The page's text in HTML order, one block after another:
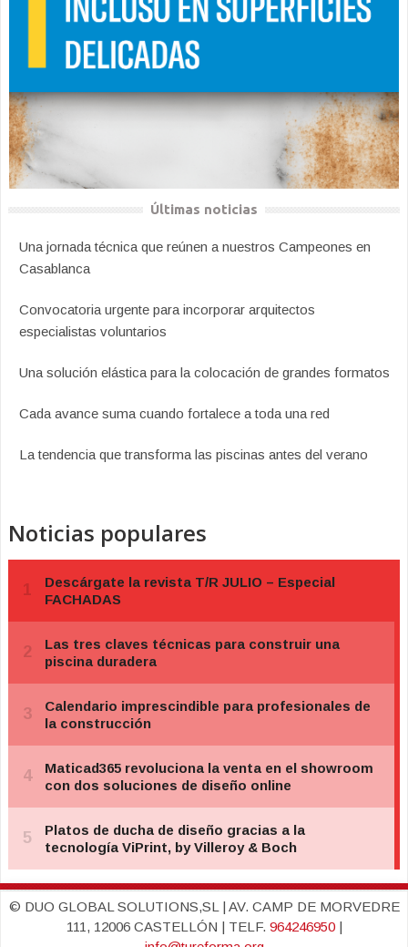
Últimas noticias
Una jornada técnica que reúnen a nuestros Campeones en
Casablanca
Convocatoria urgente para incorporar arquitectos
especialistas voluntarios
Una solución elástica para la colocación de grandes formatos
Cada avance suma cuando fortalece a toda una red
La tendencia que transforma las piscinas antes del verano
Noticias populares
© DUO GLOBAL SOLUTIONS,SL | AV. CAMP DE MORVEDRE
111, 12006 CASTELLÓN | TELF. 964246950|